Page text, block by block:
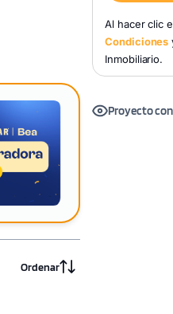
Al hacer clic
Condiciones
Inmobiliario.
Proyecto
Ordenar